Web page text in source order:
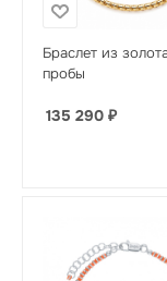
Браслет из
пробы
135 290 ₽